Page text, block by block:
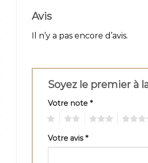
Avis
Il n’y a pas encore d’avis.
Soyez le premier à
Votre note *
Votre avis*